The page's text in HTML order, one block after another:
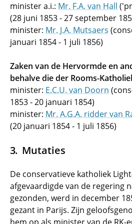
minister a.i.: Mr. F.A. van Hall
(28 juni 1853 - 27 september
minister: Mr. J.A. Mutsaers
januari 1854 - 1 juli 1856)
Zaken van de Hervormde en
behalve die der Rooms-
minister: E.C.U. van Doorn
1853 - 20 januari 1854)
minister: Mr. A.G.A. ridder van
(20 januari 1854 - 1 juli 1856)
Mutaties
De conservatieve katholiek
afgevaardigde van de regering
gezonden, werd in december
gezant in Parijs. Zijn